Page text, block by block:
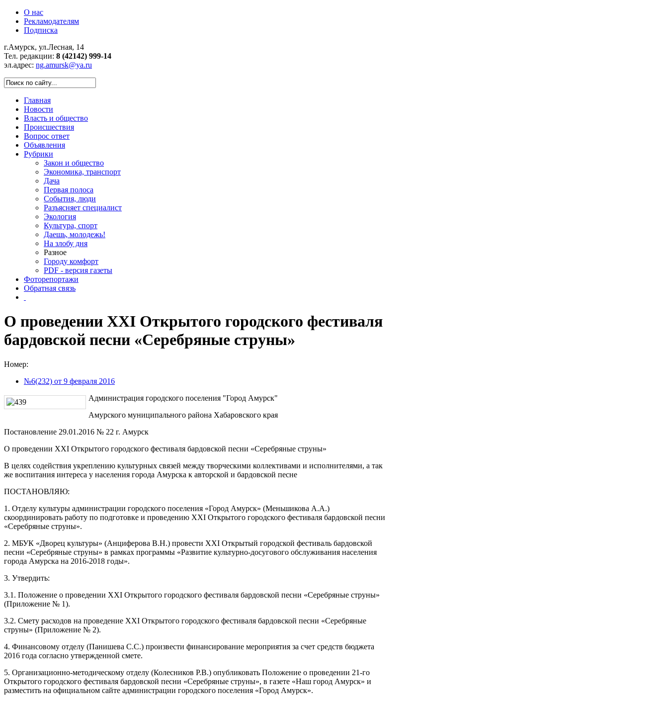
О нас
Рекламодателям
Подписка
г.Амурск, ул.Лесная, 14
Тел. редакции: 8 (42142) 999-14
эл.адрес: ng.amursk@ya.ru
Главная
Новости
Власть и общество
Происшествия
Вопрос ответ
Объявления
Рубрики
Закон и общество
Экономика, транспорт
Дача
Первая полоса
События, люди
Разъясняет специалист
Экология
Культура, спорт
Даешь, молодежь!
На злобу дня
Разное
Городу комфорт
PDF - версия газеты
Фоторепортажи
Обратная связь
О проведении XXI Открытого городского фестиваля
бардовской песни «Серебряные струны»
Номер:
№6(232) от 9 февраля 2016
Администрация городского поселения "Город Амурск"
Амурского муниципального района Хабаровского края
Постановление 29.01.2016 № 22 г. Амурск
О проведении XXI Открытого городского фестиваля бардовской песни «Серебряные струны»
В целях содействия укреплению культурных связей между творческими коллективами и исполнителями, а так
же воспитания интереса у населения города Амурска к авторской и бардовской песне
ПОСТАНОВЛЯЮ:
1. Отделу культуры администрации городского поселения «Город Амурск» (Меньшикова А.А.)
скоординировать работу по подготовке и проведению XXI Открытого городского фестиваля бардовской песни
«Серебряные струны».
2. МБУК «Дворец культуры» (Анциферова В.Н.) провести XXI Открытый городской фестиваль бардовской
песни «Серебряные струны» в рамках программы «Развитие культурно-досугового обслуживания населения
города Амурска на 2016-2018 годы».
3. Утвердить:
3.1. Положение о проведении XXI Открытого городского фестиваля бардовской песни «Серебряные струны»
(Приложение № 1).
3.2. Смету расходов на проведение XXI Открытого городского фестиваля бардовской песни «Серебряные
струны» (Приложение № 2).
4. Финансовому отделу (Панишева С.С.) произвести финансирование мероприятия за счет средств бюджета
2016 года согласно утвержденной смете.
5. Организационно-методическому отделу (Колесников Р.В.) опубликовать Положение о проведении 21-го
Открытого городского фестиваля бардовской песни «Серебряные струны», в газете «Наш город Амурск» и
разместить на официальном сайте администрации городского поселения «Город Амурск».